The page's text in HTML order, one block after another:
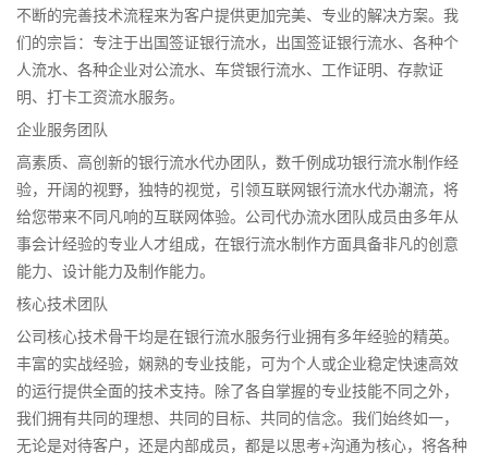
不断的完善技术流程来为客户提供更加完美、专业的解决方案。我
们的宗旨：专注于出国签证银行流水，出国签证银行流水、各种个
人流水、各种企业对公流水、车贷银行流水、工作证明、存款证
明、打卡工资流水服务。
企业服务团队
高素质、高创新的银行流水代办团队，数千例成功银行流水制作经
验，开阔的视野，独特的视觉，引领互联网银行流水代办潮流，将
给您带来不同凡响的互联网体验。公司代办流水团队成员由多年从
事会计经验的专业人才组成，在银行流水制作方面具备非凡的创意
能力、设计能力及制作能力。
核心技术团队
公司核心技术骨干均是在银行流水服务行业拥有多年经验的精英。
丰富的实战经验，娴熟的专业技能，可为个人或企业稳定快速高效
的运行提供全面的技术支持。除了各自掌握的专业技能不同之外，
我们拥有共同的理想、共同的目标、共同的信念。我们始终如一，
无论是对待客户，还是内部成员，都是以思考+沟通为核心，将各种